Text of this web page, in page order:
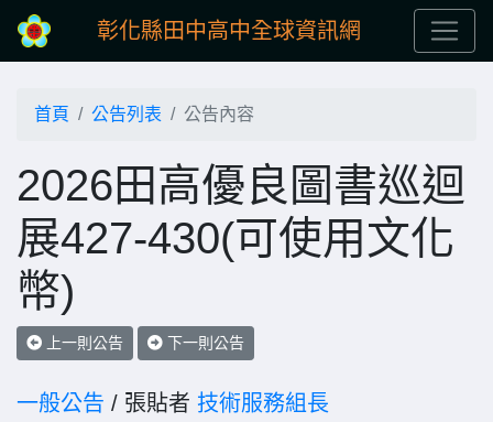
彰化縣田中高中全球資訊網
首頁 公告列表 公告內容
2026田高優良圖書巡迴
展427-430(可使用文化
幣)
上一則公告 下一則公告
一般公告 / 張貼者 技術服務組長